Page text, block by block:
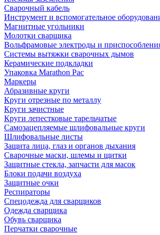
Сварочный кабель
Инструмент и вспомогательное
Магнитные угольники
Молотки сварщика
Вольфрамовые электроды и
Системы вытяжки сварочных дымов
Керамические подкладки
Упаковка Marathon Pac
Маркеры
Абразивные круги
Круги отрезные по металлу
Круги зачистные
Круги лепестковые тарельчатые
Самозацепляемые шлифовальные круги
Шлифовальные листы
Защита лица, глаз и органов дыхания
Сварочные маски, шлемы и щитки
Защитные стекла, запчасти для масок
Блоки подачи воздуха
Защитные очки
Респираторы
Спецодежда для сварщиков
Одежда сварщика
Обувь сварщика
Перчатки сварочные